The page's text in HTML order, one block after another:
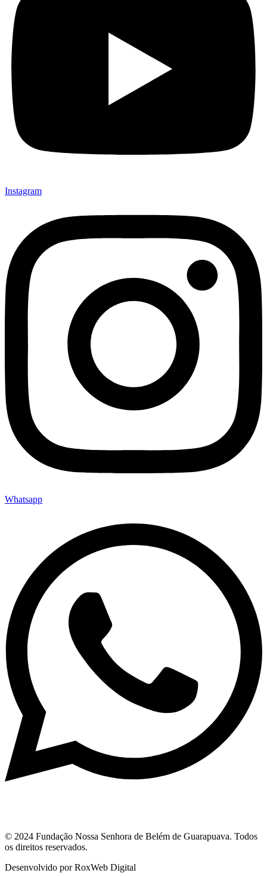
Instagram
Whatsapp
© 2024 Fundação Nossa Senhora de Belém de Guarapuava. Todos
os direitos reservados.
Desenvolvido por RoxWeb Digital